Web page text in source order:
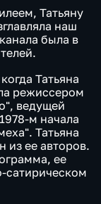
Татьяну
наш
была в
Татьяна
режиссером
ведущей
м начала
Татьяна
из ее авторов.
ее
сатирическом